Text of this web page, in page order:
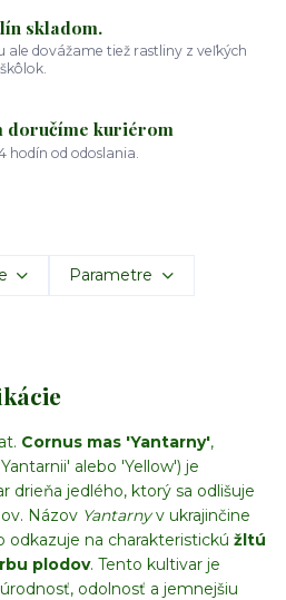
skladom.
ale dovážame tiež rastliny z veľkých
doručíme kuriérom
hodín od odoslania.
Parametre
Cornus mas 'Yantarny',
alebo 'Yellow') je
drieňa jedlého, ktorý sa odlišuje
Názov Yantarnyv ukrajinčine
odkazuje na charakteristickú žltú
plodov. Tento kultivar je
odolnosť a jemnejšiu